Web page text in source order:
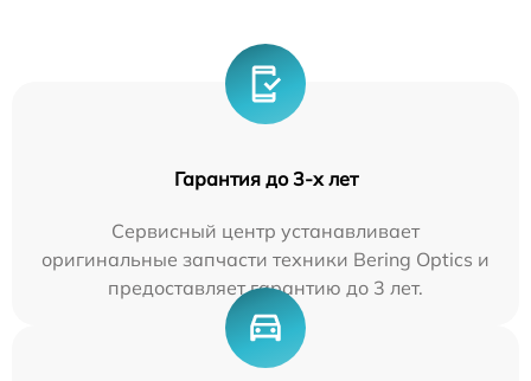
Гарантия до 3-х лет
Сервисный центр устанавливает
оригинальные запчасти техники Bering Optics и
предоставляет гарантию до 3 лет.